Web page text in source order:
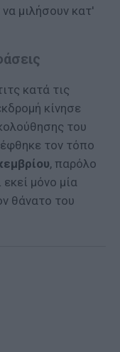
μιλήσουν κατ'
κατά τις
κίνησε
του
τον τόπο
, παρόλο
μόνο μία
θάνατο του